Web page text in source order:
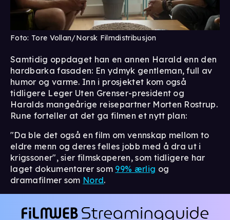
Foto: Tore Vollan/Norsk Filmdistribusjon
Samtidig oppdaget han en annen Harald enn den
hardbarka fasaden: En ydmyk gentleman, full av
humor og varme. Inn i prosjektet kom også
tidligere Leger Uten Grenser-president og
Haralds mangeårige reisepartner Morten Rostrup.
Rune forteller at det ga filmen et nytt plan:
"Da ble det også en film om vennskap mellom to
eldre menn og deres felles jobb med å dra ut i
krigssoner", sier filmskaperen, som tidligere har
laget dokumentarer som 99% ærlig og
dramafilmer som Nord.